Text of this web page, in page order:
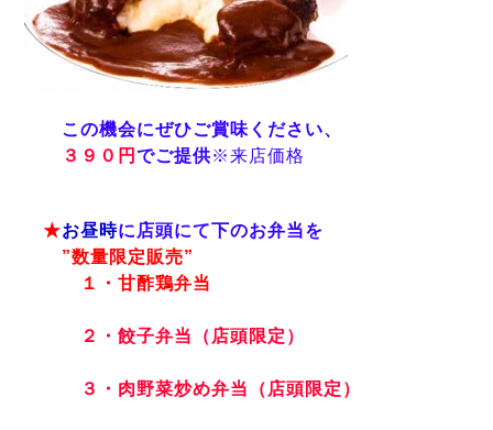
この機会にぜひご賞味ください、
３９０円 でご提供※来店価格
★お昼時に店頭にて下のお弁当を
”数量限定販売”
１・甘酢鶏弁当
２・餃子弁当（店頭限定）
３・肉野菜炒め弁当（店頭限定）